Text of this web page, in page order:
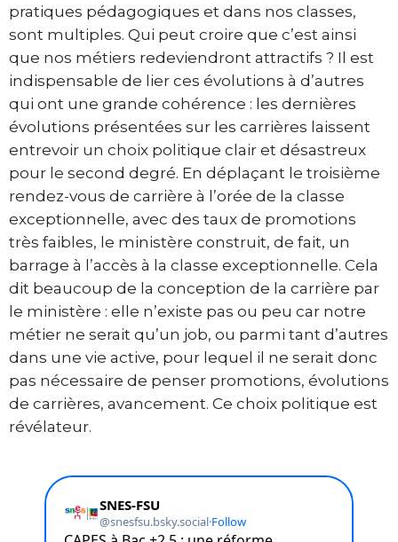
pratiques pédagogiques et dans nos classes,
sont multiples. Qui peut croire que c’est ainsi
que nos métiers redeviendront attractifs ? Il est
indispensable de lier ces évolutions à d’autres
qui ont une grande cohérence : les dernières
évolutions présentées sur les carrières laissent
entrevoir un choix politique clair et désastreux
pour le second degré. En déplaçant le troisième
rendez-vous de carrière à l’orée de la classe
exceptionnelle, avec des taux de promotions
très faibles, le ministère construit, de fait, un
barrage à l’accès à la classe exceptionnelle. Cela
dit beaucoup de la conception de la carrière par
le ministère : elle n’existe pas ou peu car notre
métier ne serait qu’un job, ou parmi tant d’autres
dans une vie active, pour lequel il ne serait donc
pas nécessaire de penser promotions, évolutions
de carrières, avancement. Ce choix politique est
révélateur.